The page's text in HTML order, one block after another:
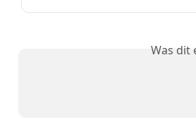
Was dit